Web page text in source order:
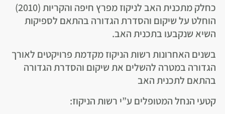
כחלק מתכנית האב לניקוז מפרץ חיפה והקריות (2010)
הוחלט על שיקום והסדרת הגדורה בהתאם לספיקות
השיא שנקבעו בתכנית האב.
בשנים האחרונות רשות הניקוז מקדמת פרויקטים לאורך
הגדורה במטרה להשלים את שיקום והסדרת הגדורה
בהתאם לתכנית האב
קטעי הנחל המטופלים ע”י רשות הניקוז: